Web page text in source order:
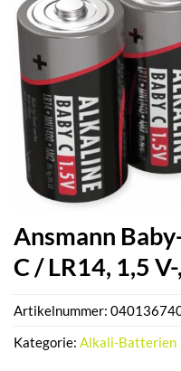
Ansmann
C / LR14, 1,5
Artikelnummer:
Kategorie: Alkali-Batterien